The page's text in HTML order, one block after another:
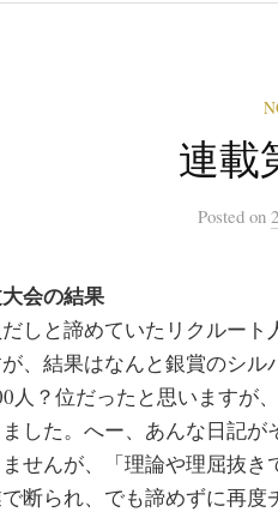
連載
Posted on
会の結果
しと諦めていたリクルー
、結果はなんと銀賞のシ
人？位だったと思いますが
した。へー、あんな日記が
せんが、「理論や理屈抜
断られ、でも諦めずに再